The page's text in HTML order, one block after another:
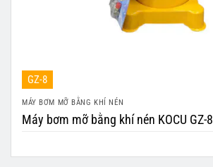
GZ-8
MÁY BƠM MỠ BẰNG KHÍ NÉN
Máy bơm mỡ bằng khí nén KOCU GZ-8